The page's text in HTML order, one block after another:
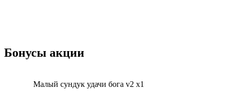
Бонусы акции
Малый сундук удачи бога v2 x1